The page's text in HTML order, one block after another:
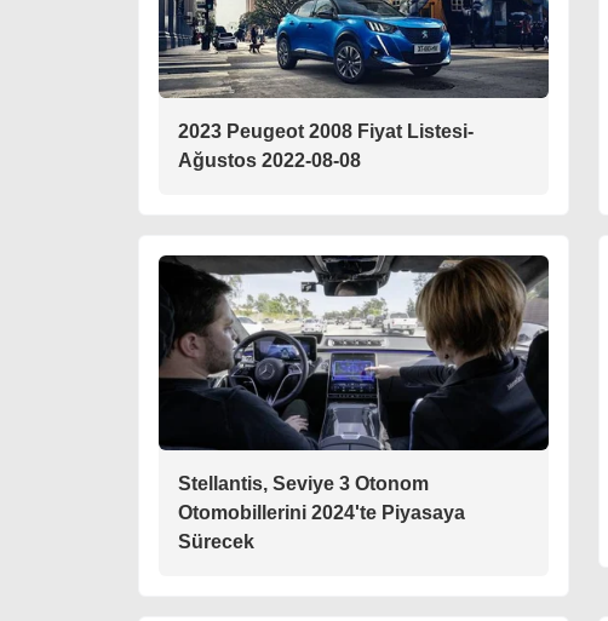
2023 Peugeot 2008 Fiyat Listesi-
Ağustos 2022-08-08
Stellantis, Seviye 3 Otonom
Otomobillerini 2024'te Piyasaya
Sürecek